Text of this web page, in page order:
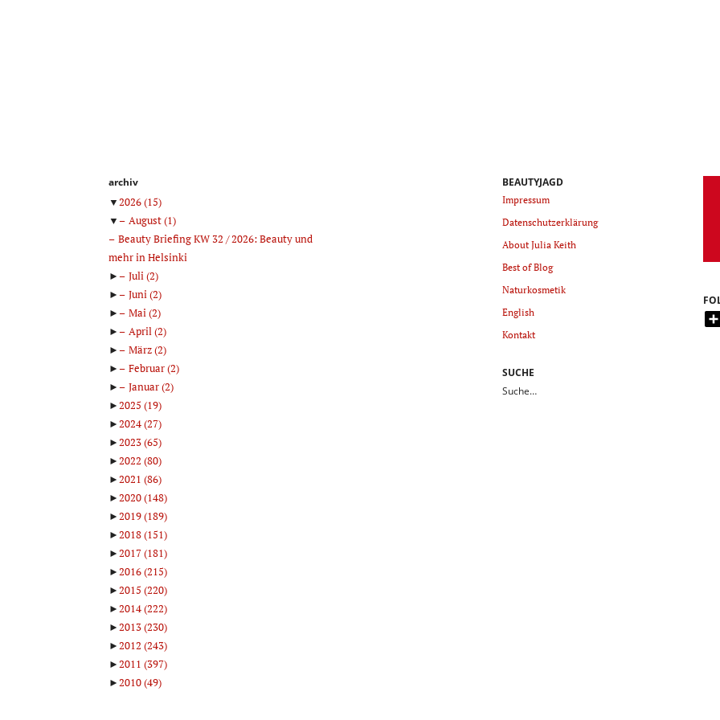
archiv
▼2026(15)
▼
August(1)
Beauty Briefing KW 32 / 2026: Beauty und
mehr in Helsinki
►
Juli(2)
►
Juni(2)
►
Mai(2)
►
April(2)
►
März(2)
►
Februar(2)
►
Januar(2)
►2025 (19)
►2024(27)
►2023(65)
►2022 (80)
►2021 (86)
►2020(148)
►2019(189)
►2018(151)
►2017(181)
►2016(215)
►2015 (220)
►2014(222)
►2013(230)
►2012 (243)
►2011 (397)
►2010(49)
BEAUTYJAGD
Impressum
Datenschutzerklärung
About Julia Keith
Best of Blog
Naturkosmetik
English
Kontakt
SUCHE